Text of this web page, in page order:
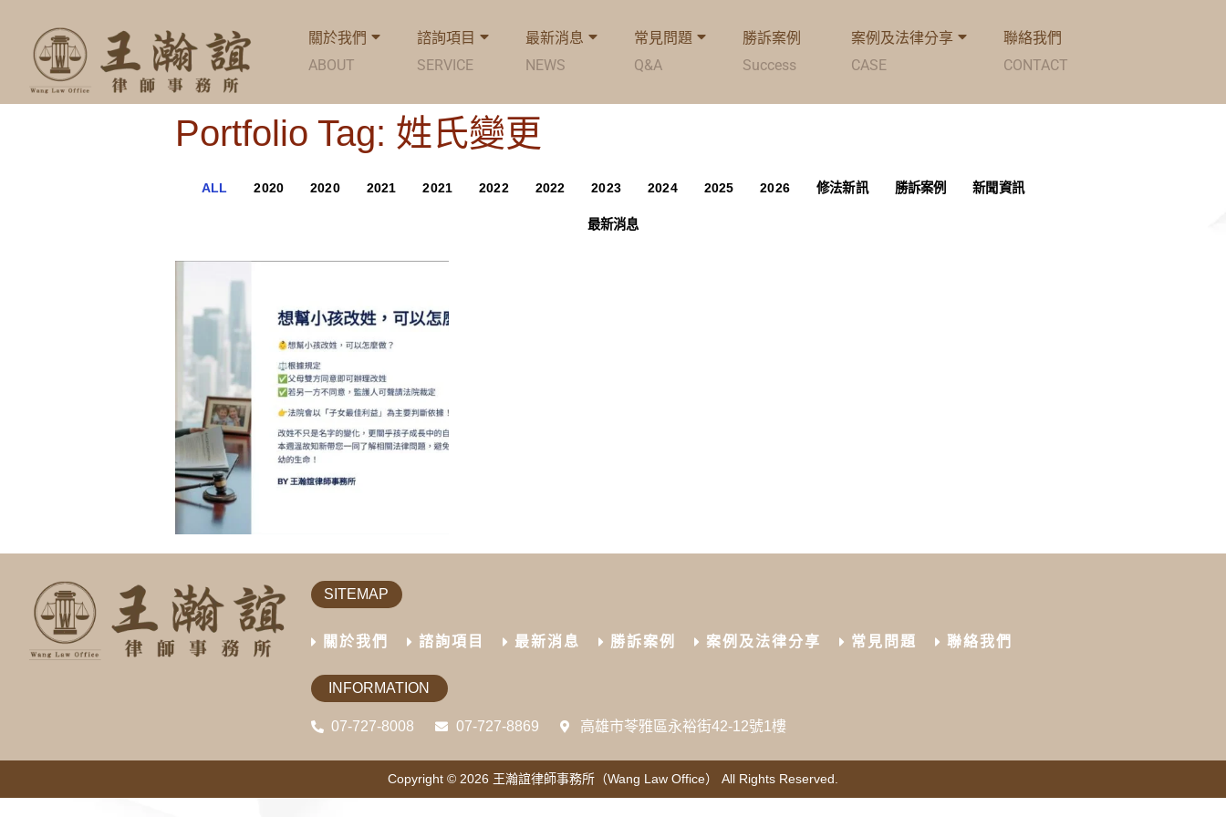
關於我們
ABOUT
諮詢項目
SERVICE
最新消息
NEWS
常見問題
Q&A
勝訴案例
Success
案例及法律分享
CASE
聯絡我們
CONTACT
Portfolio Tag: 姓氏變更
ALL 2020 2020 2021 2021 2022 2022 2023 2024 2025 2026 修法新訊 勝訴案例 新聞資訊
最新消息
SITEMAP
關於我們 諮詢項目 最新消息 勝訴案例 案例及法律分享 常見問題 聯絡我們
INFORMATION
07-727-8008 07-727-8869 高雄市苓雅區永裕街42-12號1樓
Copyright © 2026 王瀚誼律師事務所（Wang Law Office） All Rights Reserved.